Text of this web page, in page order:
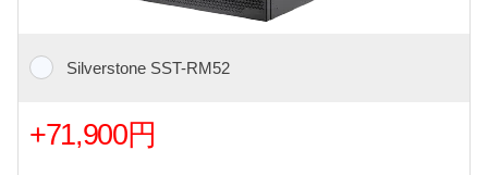
Silverstone SST-RM52
+71,900円